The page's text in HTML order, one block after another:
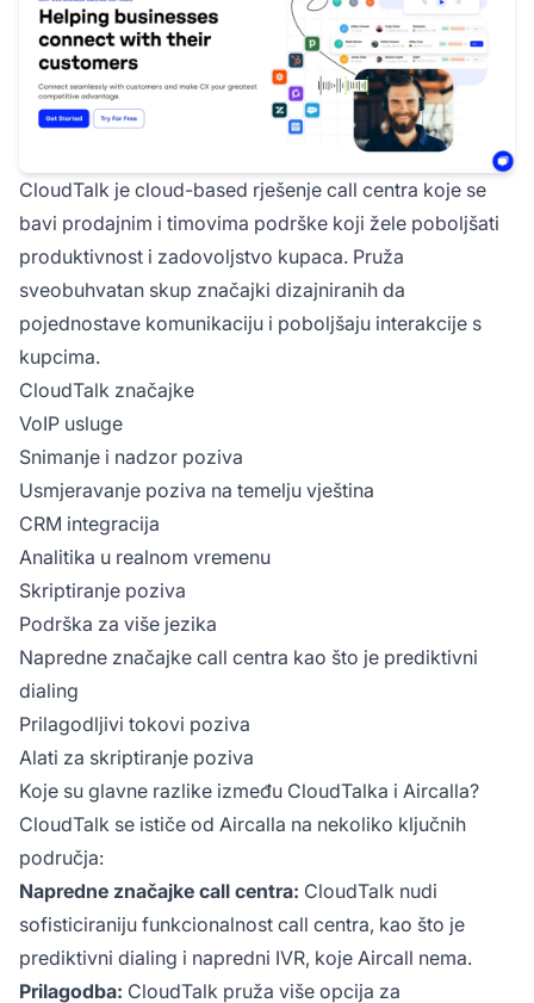
CloudTalk je cloud-based rješenje call centra koje se
bavi prodajnim i timovima podrške koji žele poboljšati
produktivnost i zadovoljstvo kupaca. Pruža
sveobuhvatan skup značajki dizajniranih da
pojednostave komunikaciju i poboljšaju interakcije s
kupcima.
CloudTalk značajke
VoIP usluge
Snimanje i nadzor poziva
Usmjeravanje poziva na temelju vještina
CRM integracija
Analitika u realnom vremenu
Skriptiranje poziva
Podrška za više jezika
Napredne značajke call centra kao što je prediktivni
dialing
Prilagodljivi tokovi poziva
Alati za skriptiranje poziva
Koje su glavne razlike između CloudTalka i Aircalla?
CloudTalk se ističe od Aircalla na nekoliko ključnih
područja:
Napredne značajke call centra: CloudTalk nudi
sofisticiraniju funkcionalnost call centra, kao što je
prediktivni dialing i napredni IVR, koje Aircall nema.
Prilagodba: CloudTalk pruža više opcija za